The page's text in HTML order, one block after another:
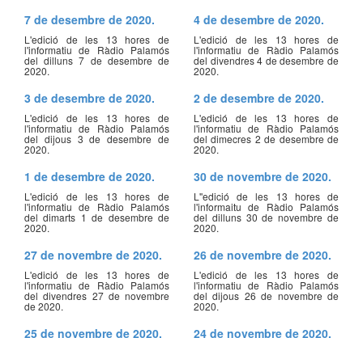
7 de desembre de 2020.
L'edició de les 13 hores de
l'informatiu de Ràdio Palamós
del dilluns 7 de desembre de
2020.
4 de desembre de 2020.
L'edició de les 13 hores de
l'informatiu de Ràdio Palamós
del divendres 4 de desembre de
2020.
3 de desembre de 2020.
L'edició de les 13 hores de
l'informatiu de Ràdio Palamós
del dijous 3 de desembre de
2020.
2 de desembre de 2020.
L'edició de les 13 hores de
l'informatiu de Ràdio Palamós
del dimecres 2 de desembre de
2020.
1 de desembre de 2020.
L'edició de les 13 hores de
l'informatiu de Ràdio Palamós
del dimarts 1 de desembre de
2020.
30 de novembre de 2020.
L''edició de les 13 hores de
l'informaitu de Ràdio Palamós
del dilluns 30 de novembre de
2020.
27 de novembre de 2020.
L'edició de les 13 hores de
l'informatiu de Ràdio Palamós
del divendres 27 de novembre
de 2020.
26 de novembre de 2020.
L'edició de les 13 hores de
l'informatiu de Ràdio Palamós
del dijous 26 de novembre de
2020.
25 de novembre de 2020. 24 de novembre de 2020.